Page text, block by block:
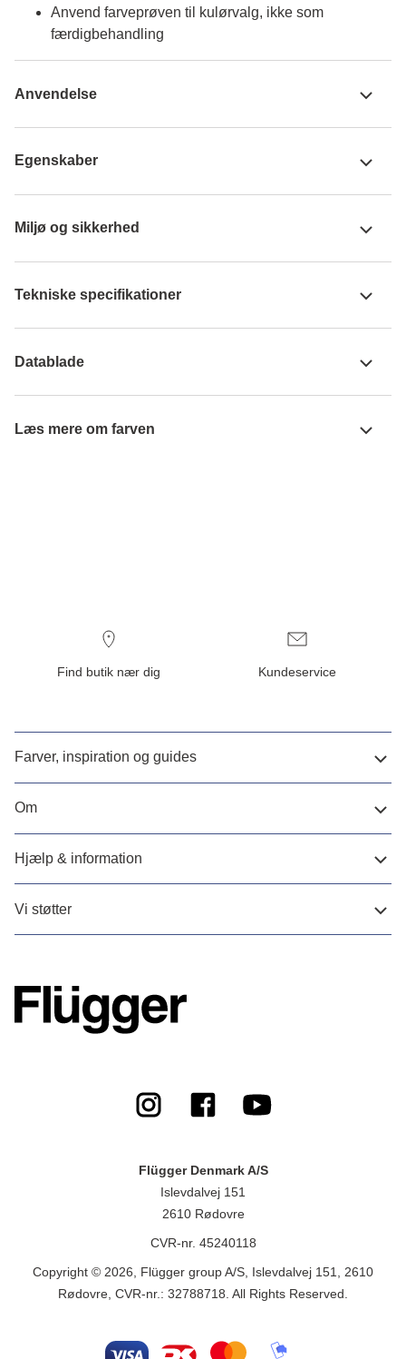
Anvend farveprøven til kulørvalg, ikke som
færdigbehandling
Anvendelse
Egenskaber
Miljø og sikkerhed
Tekniske specifikationer
Datablade
Læs mere om farven
Find butik nær dig Kundeservice
Farver, inspiration og guides
Om
Hjælp & information
Vi støtter
Flügger Denmark A/S
Islevdalvej 151
2610 Rødovre
CVR-nr. 45240118
Copyright © 2026, Flügger group A/S, Islevdalvej 151, 2610
Rødovre, CVR-nr.: 32788718. All Rights Reserved.